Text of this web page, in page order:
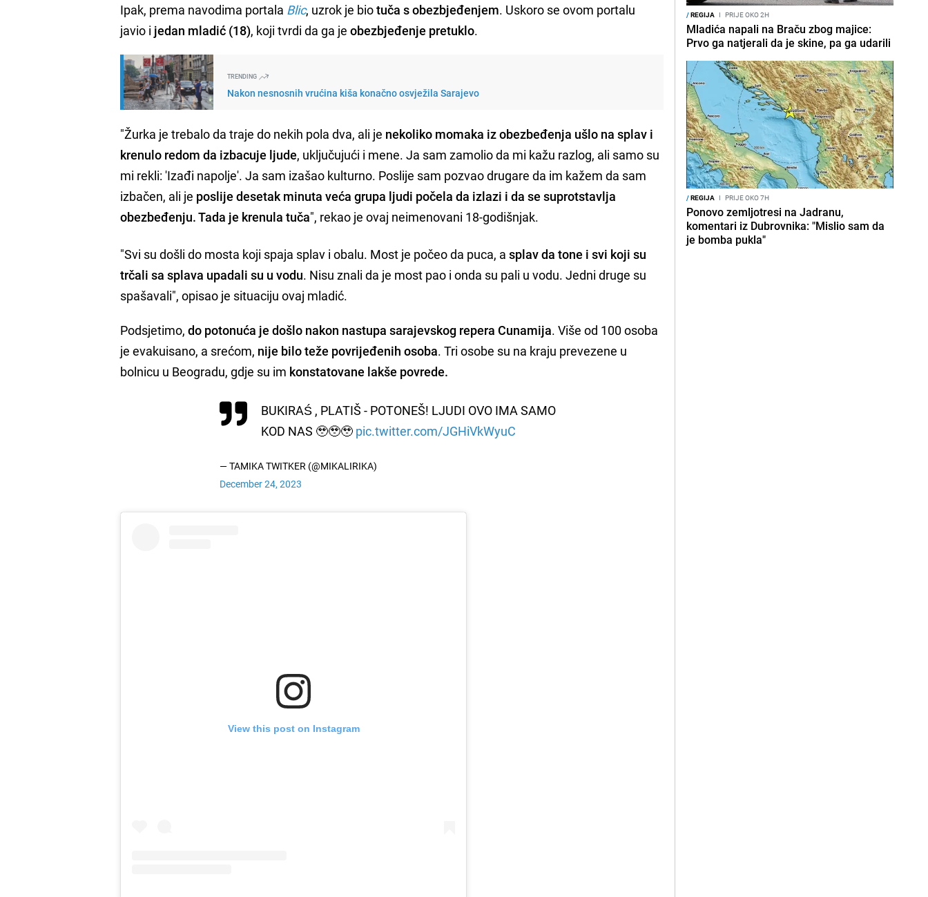
Ipak, prema navodima portala Blic, uzrok je biotuča s obezbjeđenjem. Uskoro se ovom portalu
javio i jedan mladić (18), koji tvrdi da ga je obezbjeđenje pretuklo.
TRENDING
Nakon nesnosnih vrućina kiša konačno osvježila Sarajevo
"Žurka je trebalo da traje do nekih pola dva, ali je nekoliko momaka iz obezbeđenja ušlo na splav i
krenulo redom da izbacuje ljude, uključujući i mene. Ja sam zamolio da mi kažu razlog, ali samo su
mi rekli: 'Izađi napolje'. Ja sam izašao kulturno. Poslije sam pozvao drugare da im kažem da sam
izbačen, ali je poslije desetak minuta veća grupa ljudi počela da izlazi i da se suprotstavlja
obezbeđenju. Tada je krenula tuča", rekao je ovaj neimenovani 18-godišnjak.
"Svi su došli do mosta koji spaja splav i obalu. Most je počeo da puca, a splav da tone i svi koji su
trčali sa splava upadali su u vodu. Nisu znali da je most pao i onda su pali u vodu. Jedni druge su
spašavali", opisao je situaciju ovaj mladić.
Podsjetimo,do potonuća je došlo nakon nastupa sarajevskog repera Cunamija. Više od 100 osoba
je evakuisano, a srećom, nije bilo teže povrijeđenih osoba. Tri osobe su na kraju prevezene u
bolnicu u Beogradu, gdje su im konstatovane lakše povrede.
BUKIRAŚ , PLATIŠ - POTONEŠ! LJUDI OVO IMA SAMO
KOD NAS 🥹🥹🥹 pic.twitter.com/JGHiVkWyuC
— TAMIKA TWITKER (@MIKALIRIKA)
December 24, 2023
View this post on Instagram
/REGIJA I PRIJE OKO 2H
Mladića napali na Braču zbog majice:
Prvo ga natjerali da je skine, pa ga udarili
/REGIJA I PRIJE OKO 7H
Ponovo zemljotresi na Jadranu,
komentari iz Dubrovnika: "Mislio sam da
je bomba pukla"